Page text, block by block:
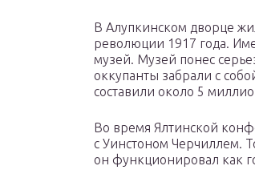
В Алупкинском дворце
революции 1917 года.
музей. Музей понес
оккупанты забрали с
составили около 5
Во время Ялтинской
с Уинстоном Черчиллем.
он функционировал как